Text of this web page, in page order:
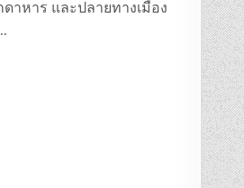
าหาร และปลายทางเมือง